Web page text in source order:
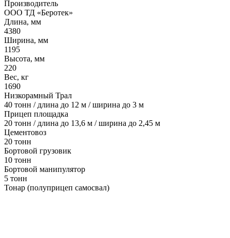
Производитель
ООО ТД «Беротек»
Длина, мм
4380
Ширина, мм
1195
Высота, мм
220
Вес, кг
1690
Низкорамный Трал
40 тонн / длина до 12 м / ширина до 3 м
Прицеп площадка
20 тонн / длина до 13,6 м / ширина до 2,45 м
Цементовоз
20 тонн
Бортовой грузовик
10 тонн
Бортовой манипулятор
5 тонн
Тонар (полуприцеп самосвал)